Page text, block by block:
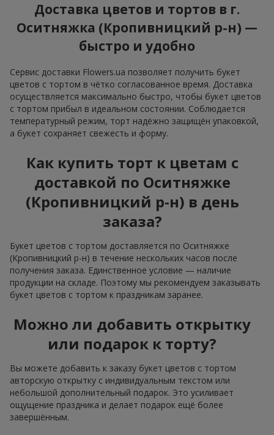
Доставка цветов и тортов в г.
Оситняжка (Кропивницкий р-н) —
быстро и удобно
Сервис доставки Flowers.ua позволяет получить букет
цветов с тортом в чётко согласованное время. Доставка
осуществляется максимально быстро, чтобы букет цветов
с тортом прибыл в идеальном состоянии. Соблюдается
температурный режим, торт надёжно защищён упаковкой,
а букет сохраняет свежесть и форму.
Как купить торт к цветам с
доставкой по Оситняжке
(Кропивницкий р-н) в день
заказа?
Букет цветов с тортом доставляется по Оситняжке
(Кропивницкий р-н) в течение нескольких часов после
получения заказа. Единственное условие — наличие
продукции на складе. Поэтому мы рекомендуем заказывать
букет цветов с тортом к праздникам заранее.
Можно ли добавить открытку
или подарок к торту?
Вы можете добавить к заказу букет цветов с тортом
авторскую открытку с индивидуальным текстом или
небольшой дополнительный подарок. Это усиливает
ощущение праздника и делает подарок ещё более
завершённым.